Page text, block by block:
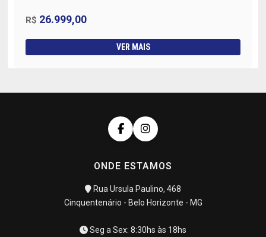
R$ 26.999,00
VER MAIS
ONDE ESTAMOS
Rua Ursula Paulino, 468
Cinquentenário - Belo Horizonte - MG
Seg a Sex: 8:30hs às 18hs